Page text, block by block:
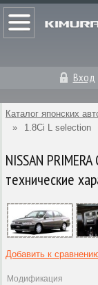
Вход
Каталог японских
»
1.8Ci L selection
NISSAN
технические
Добавить к
Модификация